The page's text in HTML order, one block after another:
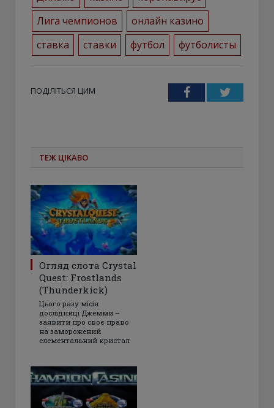
Лига чемпионов
онлайн казино
ставка
ставки футбол футболисты
ПОДІЛІТЬСЯ ЦИМ FacebookTwitter
ТЕЖ ЦІКАВО
Огляд слота Crystal
Quest: Frostlands
(Thunderkick)
Цього разу місія
дослідниці Джемми –
заявити про своє право
на заморожений
елементальний кристал